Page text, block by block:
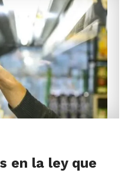
en la ley que